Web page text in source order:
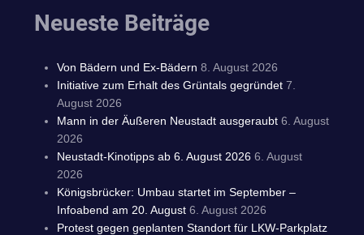
Neueste Beiträge
Von Bädern und Ex-Bädern 8. August 2026
Initiative zum Erhalt des Grüntals gegründet 7.
August 2026
Mann in der Äußeren Neustadt ausgeraubt 6. August
2026
Neustadt-Kinotipps ab 6. August 2026 6. August
2026
Königsbrücker: Umbau startet im September –
Infoabend am 20. August 6. August 2026
Protest gegen geplanten Standort für LKW-Parkplatz